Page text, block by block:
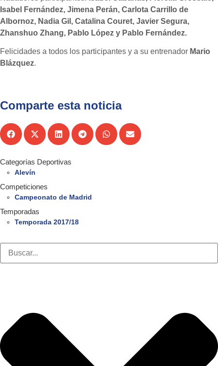
Isabel Fernández, Jimena Perán, Carlota Carrillo de
Albornoz, Nadia Gil, Catalina Couret, Javier Segura,
Zhanshuo Zhang, Pablo López y Pablo Fernández.
Felicidades a todos los participantes y a su entrenador Mario
Blázquez.
Comparte esta noticia
Categorías Deportivas
Alevín
Competiciones
Campeonato de Madrid
Temporadas
Temporada 2017/18